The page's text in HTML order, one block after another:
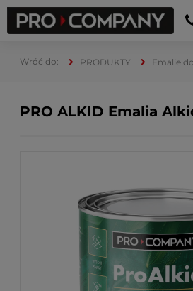
PRODUKTY Emalie
PRO ALKID Emalia